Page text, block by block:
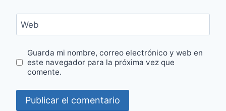
Web
Guarda mi nombre, correo electrónico y web en
este navegador para la próxima vez que
comente.